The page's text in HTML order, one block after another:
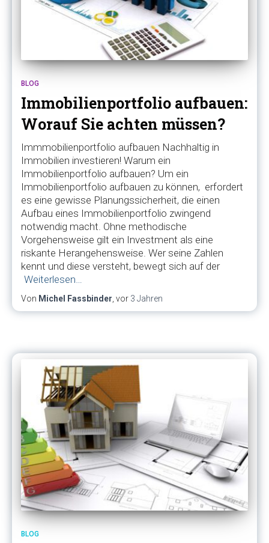
BLOG
Immobilienportfolio aufbauen:
Worauf Sie achten müssen?
Immmobilienportfolio aufbauen Nachhaltig in
Immobilien investieren! Warum ein
Immobilienportfolio aufbauen? Um ein
Immobilienportfolio aufbauen zu können, erfordert
es eine gewisse Planungssicherheit, die einen
Aufbau eines Immobilienportfolio zwingend
notwendig macht. Ohne methodische
Vorgehensweise gilt ein Investment als eine
riskante Herangehensweise. Wer seine Zahlen
kennt und diese versteht, bewegt sich auf der
Weiterlesen…
Von Michel Fassbinder , vor 3 Jahren
BLOG